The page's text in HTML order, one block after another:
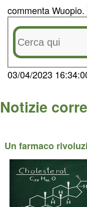
commenta Wuopio.
03/04/2023
Notizie
Un farmaco